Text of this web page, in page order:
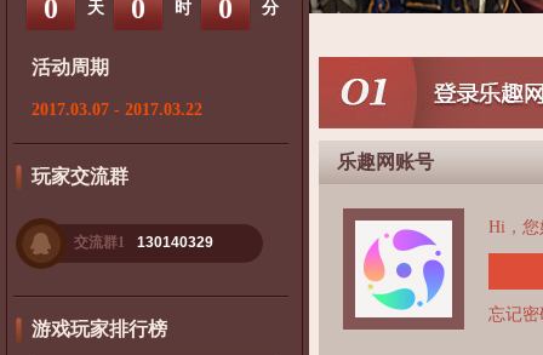
0 天 0 时 0 分
活动周期
2017.03.07 - 2017.03.22
玩家交流群
交流群1 130140329
游戏玩家排行榜
乐趣网账号
Hi，您
忘记密